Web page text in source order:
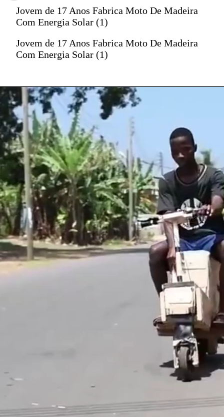
Jovem de 17 Anos Fabrica Moto De Madeira
Com Energia Solar (1)
Jovem de 17 Anos Fabrica Moto De Madeira
Com Energia Solar (1)